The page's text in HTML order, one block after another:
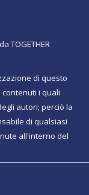
TOGETHER
di questo
i quali
autori; perciò la
di qualsiasi
all'interno del
informazioni